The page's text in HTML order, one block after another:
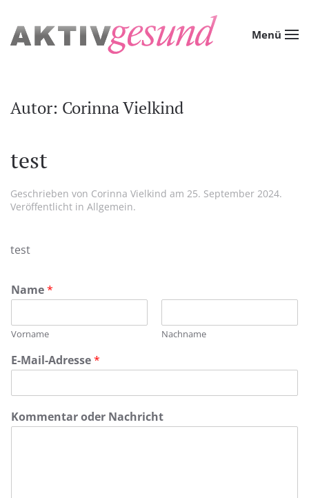
Zum Hauptinhalt springen Menü
Autor: Corinna Vielkind
test
Geschrieben von Corinna Vielkind am 25. September 2024.
Veröffentlicht in Allgemein.
test
Name*
Vorname Nachname
E-Mail-Adresse*
*
N
Kommentar oder Nachricht